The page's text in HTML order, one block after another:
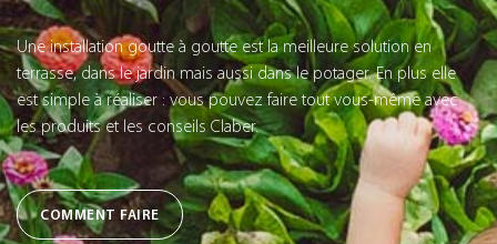
Une installation goutte à goutte est la meilleure solution en
terrasse, dans le jardin mais aussi dans le potager. En plus elle
est simple à réaliser : vous pouvez faire tout vous-même avec
les produits et les conseils Claber.
COMMENT FAIRE